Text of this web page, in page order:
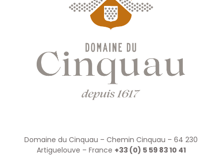
Domaine du Cinquau – Chemin Cinquau – 64 230
Artiguelouve – France +33 (0) 5 59 83 10 41